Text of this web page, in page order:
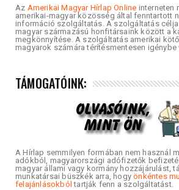
Az Amerikai Magyar Hírlap Online interneten
amerikai-magyar közösség által fenntartott
információ szolgáltatás. A szolgáltatás célja
magyar származású honfitársaink között a
megkönnyítése. A szolgáltatás amerikai
magyarok számára térítésmentesen igénybe
TÁMOGATÓINK:
A Hírlap semmilyen formában nem használ
adókból, magyarországi adófizetők
magyar állami vagy kormány hozzájárulást,
munkatársai büszkék arra, hogyönkéntes
felajánlásokból tartják fenn a szolgáltatást.